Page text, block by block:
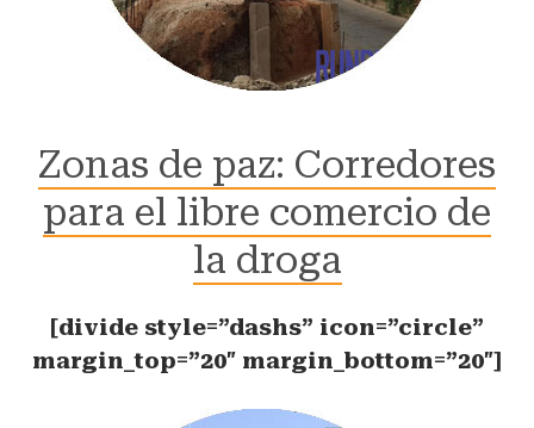
Zonas de paz: Corredores
para el libre comercio de
la droga
[divide style=”dashs” icon=”circle”
margin_top=”20″ margin_bottom=”20″]